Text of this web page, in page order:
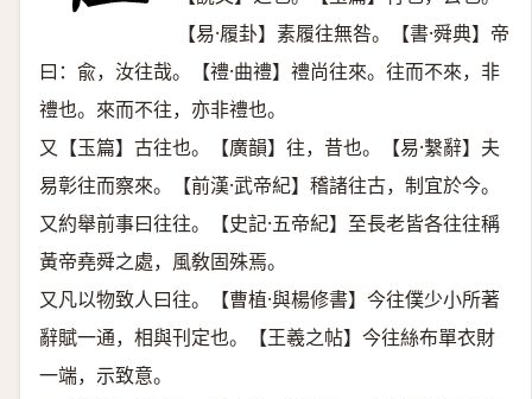
【易·履卦】素履往無咎。【書·舜典】帝
曰：兪，汝往哉。【禮·曲禮】禮尚往來。往而不來，非
禮也。來而不往，亦非禮也。
又【玉篇】古往也。【廣韻】往，昔也。【易·繫辭】夫
易彰往而察來。【前漢·武帝紀】稽諸往古，制宜於今。
又約舉前事曰往往。【史記·五帝紀】至長老皆各往往稱
黃帝堯舜之處，風敎固殊焉。
又凡以物致人曰往。【曹植·與楊修書】今往僕少小所著
辭賦一通，相與刊定也。【王羲之帖】今往絲布單衣財
一端，示致意。